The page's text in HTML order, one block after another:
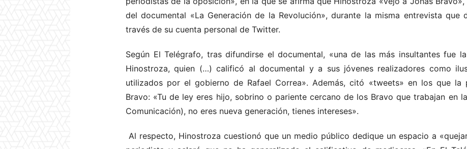
del documental «La Generación de la Revolución», durante la misma entrevista que
través de su cuenta personal de Twitter.
Según El Telégrafo, tras difundirse el documental, «una de las más insultantes fue
Hinostroza, quien (…) calificó al documental y a sus jóvenes realizadores como
utilizados por el gobierno de Rafael Correa». Además, citó «tweets» en los que la
Bravo: «Tu de ley eres hijo, sobrino o pariente cercano de los Bravo que trabajan en
Comunicación), no eres nueva generación, tienes intereses».
Al respecto, Hinostroza cuestionó que un medio público dedique un espacio a